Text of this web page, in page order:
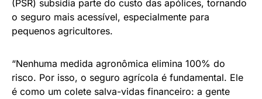
(PSR) subsidia parte do custo das apólices, tornando
o seguro mais acessível, especialmente para
pequenos agricultores.
“Nenhuma medida agronômica elimina 100% do
risco. Por isso, o seguro agrícola é fundamental. Ele
é como um colete salva-vidas financeiro: a gente